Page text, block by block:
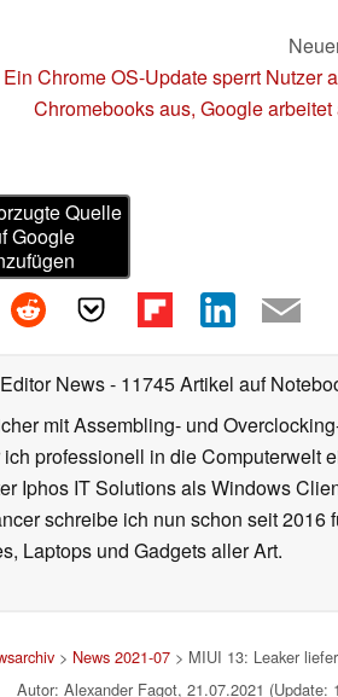
Ein Chrome OS-Update sperrt Nutzer
Chromebooks aus, Google
Quelle
Google
News- 11745 Artikel auf
mit Assembling- und
professionell in die Computerwelt
Iphos IT Solutions als Windows
schreibe ich nun schon seit
Laptops und Gadgets aller Art.
> News 2021-07> MIUI 13: Leaker
Autor: Alexander Fagot, 21.07.2021 (Update: